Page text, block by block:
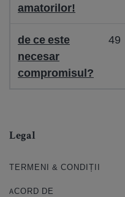
amatorilor!
de ce este
necesar
compromisul?
49
Legal
TERMENI & CONDIȚII
ACORD DE